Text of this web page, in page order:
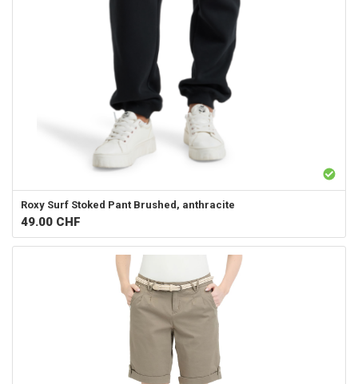
Roxy Surf Stoked Pant Brushed, anthracite
49.00 CHF